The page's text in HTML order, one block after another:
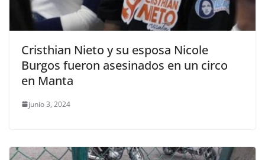
Cristhian Nieto y su esposa Nicole
Burgos fueron asesinados en un circo
en Manta
junio 3, 2024